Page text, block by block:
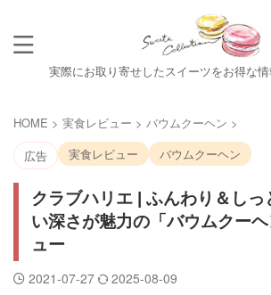
実際にお取り寄せしたスイーツをお得な
HOME > 実食レビュー > バウムクーヘン >
広告
実食レビュー バウムクーヘン
クラブハリエ | ふんわり＆し
い深さが魅力の「バウムクー
ュー
2021-07-27 2025-08-09